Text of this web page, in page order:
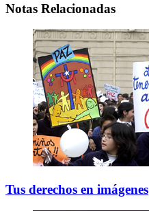
Notas Relacionadas
Tus derechos en imágenes